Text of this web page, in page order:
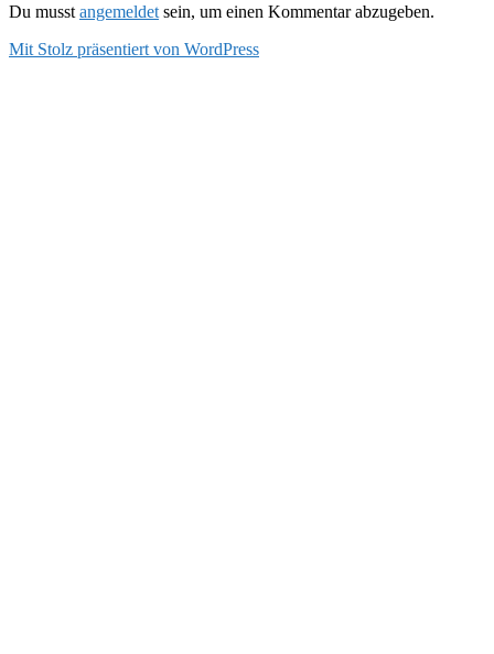
Du musst angemeldet sein, um einen Kommentar abzugeben.
Mit Stolz präsentiert von WordPress